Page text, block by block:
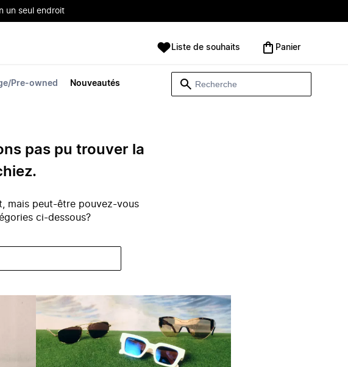
un seul endroit
Pre-owned Nouveautés
Liste de souhaits Panier
pas pu trouver la
mais peut-être pouvez-vous
ci-dessous?